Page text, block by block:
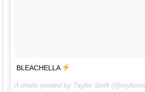
BLEACHELLA
A photo posted by Taylor Swift